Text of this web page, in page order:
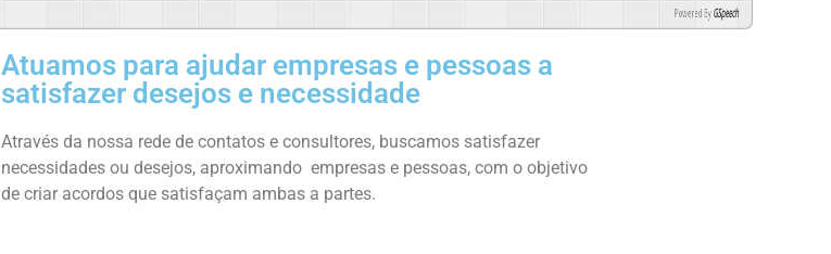
Powered By GSpeech
Atuamos para ajudar empresas e pessoas a
satisfazer desejos e necessidade
Através da nossa rede de contatos e consultores, buscamos satisfazer
necessidades ou desejos, aproximando empresas e pessoas, com o objetivo
de criar acordos que satisfaçam ambas a partes.